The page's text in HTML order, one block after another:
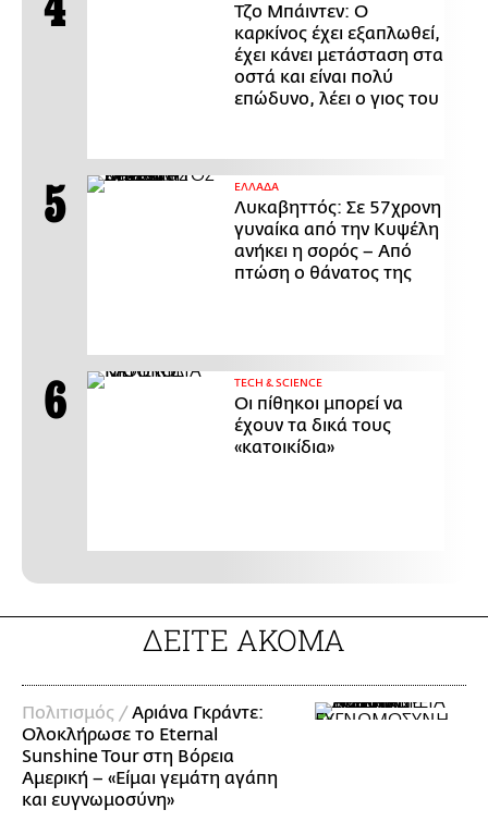
Τζο Μπάιντεν: Ο
καρκίνος έχει εξαπλωθεί,
έχει κάνει μετάσταση στα
οστά και είναι πολύ
επώδυνο, λέει ο γιος του
ΕΛΛΑΔΑ
Λυκαβηττός: Σε 57χρονη
γυναίκα από την Κυψέλη
ανήκει η σορός – Από
πτώση ο θάνατος της
ΤECH & SCIENCE
Οι πίθηκοι μπορεί να
έχουν τα δικά τους
«κατοικίδια»
ΔΕΙΤΕ ΑΚΟΜΑ
Πολιτισμός / Αριάνα Γκράντε:
Ολοκλήρωσε το Eternal
Sunshine Tour στη Βόρεια
Αμερική – «Είμαι γεμάτη αγάπη
και ευγνωμοσύνη»